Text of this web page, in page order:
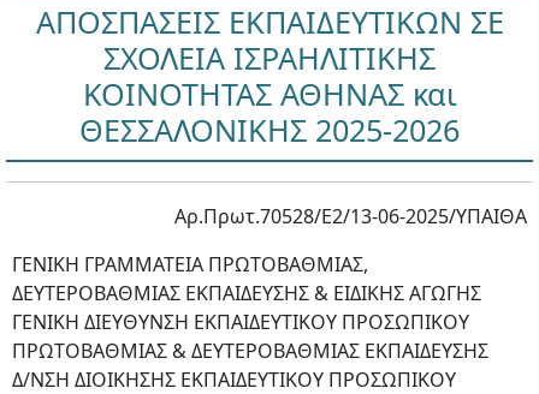
ΑΠΟΣΠΑΣΕΙΣ ΕΚΠΑΙΔΕΥΤΙΚΩΝ ΣΕ
ΣΧΟΛΕΙΑ ΙΣΡΑΗΛΙΤΙΚΗΣ
ΚΟΙΝΟΤΗΤΑΣ ΑΘΗΝΑΣ και
ΘΕΣΣΑΛΟΝΙΚΗΣ 2025-2026
Αρ.Πρωτ.70528/Ε2/13-06-2025/ΥΠΑΙΘΑ
ΓΕΝΙΚΗ ΓΡΑΜΜΑΤΕΙΑ ΠΡΩΤΟΒΑΘΜΙΑΣ,
ΔΕΥΤΕΡΟΒΑΘΜΙΑΣ ΕΚΠΑΙΔΕΥΣΗΣ & ΕΙΔΙΚΗΣ ΑΓΩΓΗΣ
ΓΕΝΙΚΗ ΔΙΕΥΘΥΝΣΗ ΕΚΠΑΙΔΕΥΤΙΚΟΥ ΠΡΟΣΩΠΙΚΟΥ
ΠΡΩΤΟΒΑΘΜΙΑΣ & ΔΕΥΤΕΡΟΒΑΘΜΙΑΣ ΕΚΠΑΙΔΕΥΣΗΣ
Δ/ΝΣΗ ΔΙΟΙΚΗΣΗΣ ΕΚΠΑΙΔΕΥΤΙΚΟΥ ΠΡΟΣΩΠΙΚΟΥ